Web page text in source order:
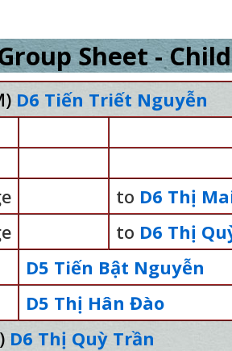
Sheet - Child
) D6 Tiến Triết Nguyễn
to D6 Thị
to D6 Thị
D5 Tiến Bật Nguyễn
D5 Thị Hân Đào
) D6 Thị Quỳ Trần